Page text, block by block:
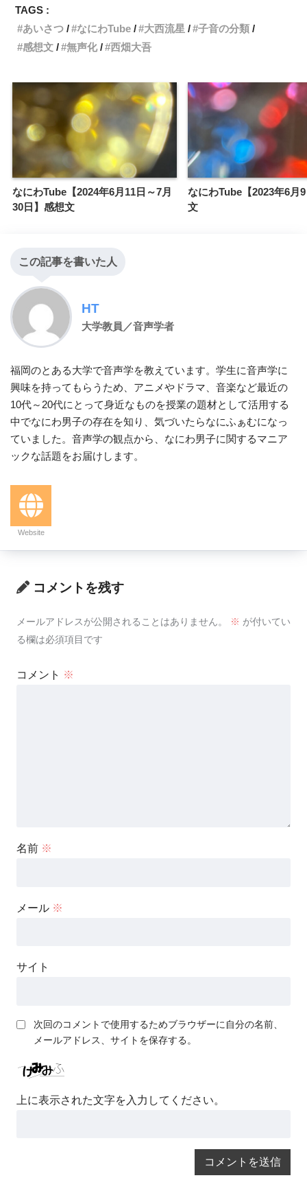
TAGS :
あいさつ
なにわTube 大西流星
子音の分類
感想文
無声化 西畑大吾
なにわTube【2024年6月11日～7月
30日】感想文
なにわTube【2023年6月
文
この記事を書いた人
HT
大学教員／音声学者
福岡のとある大学で音声学を教えています。学生に音声学に
興味を持ってもらうため、アニメやドラマ、音楽など最近の
10代～20代にとって身近なものを授業の題材として活用する
中でなにわ男子の存在を知り、気づいたらなにふぁむになっ
ていました。音声学の観点から、なにわ男子に関するマニア
ックな話題をお届けします。
Website
コメントを残す
メールアドレスが公開されることはありません。 ※ が付いてい
る欄は必須項目です
コメント ※
名前 ※
メール ※
サイト
次回のコメントで使用するためブラウザーに自分の名前、
メールアドレス、サイトを保存する。
上に表示された文字を入力してください。